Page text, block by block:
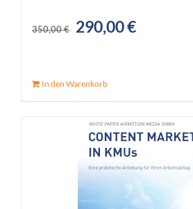
350,00€
Ursprünglicher
290,00€Aktueller
In den Warenkorb